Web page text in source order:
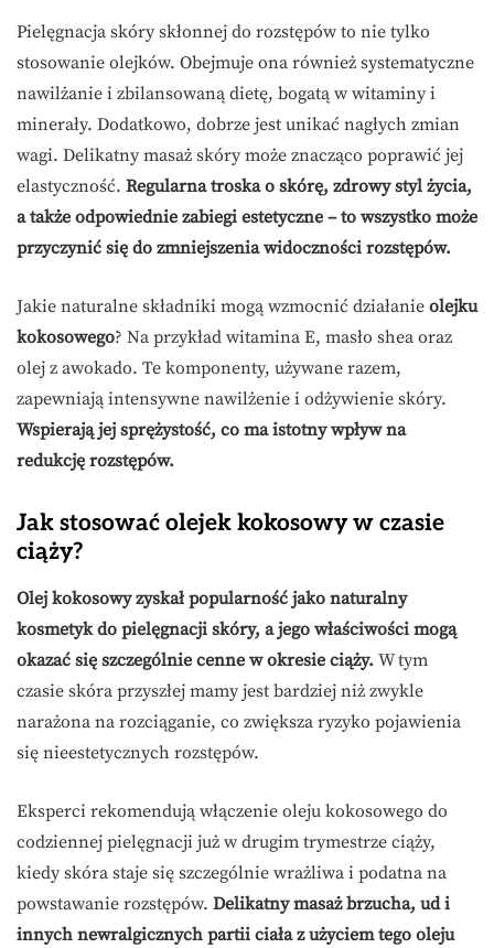
Pielęgnacja skóry skłonnej do rozstępów to nie tylko
stosowanie olejków. Obejmuje ona również systematyczne
nawilżanie i zbilansowaną dietę, bogatą w witaminy i
minerały. Dodatkowo, dobrze jest unikać nagłych zmian
wagi. Delikatny masaż skóry może znacząco poprawić jej
elastyczność. Regularna troska o skórę, zdrowy styl życia,
a także odpowiednie zabiegi estetyczne – to wszystko może
przyczynić się do zmniejszenia widoczności rozstępów.
Jakie naturalne składniki mogą wzmocnić działanie olejku
kokosowego? Na przykład witamina E, masło shea oraz
olej z awokado. Te komponenty, używane razem,
zapewniają intensywne nawilżenie i odżywienie skóry.
Wspierają jej sprężystość, co ma istotny wpływ na
redukcję rozstępów.
Jak stosować olejek kokosowy w czasie
ciąży?
Olej kokosowy zyskał popularność jako naturalny
kosmetyk do pielęgnacji skóry, a jego właściwości mogą
okazać się szczególnie cenne w okresie ciąży. W tym
czasie skóra przyszłej mamy jest bardziej niż zwykle
narażona na rozciąganie, co zwiększa ryzyko pojawienia
się nieestetycznych rozstępów.
Eksperci rekomendują włączenie oleju kokosowego do
codziennej pielęgnacji już w drugim trymestrze ciąży,
kiedy skóra staje się szczególnie wrażliwa i podatna na
powstawanie rozstępów. Delikatny masaż brzucha, ud i
innych newralgicznych partii ciała z użyciem tego oleju